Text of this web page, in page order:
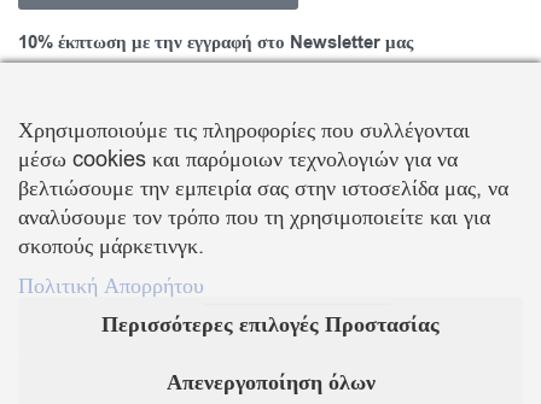
10% έκπτωση με την εγγραφή στο Newsletter μας
Εγγραφείτε στο Newsletter και ενημερωθείτε για νέα προϊόντα,
τάσεις και προσφορές, καθώς και για να λάβετεκουπόνι έκπτωσης
10%με την πρώτη σας αγορά!
ΒΑΛΛΗΣ Χ.-ΑΒΑΓΙΑΝΟΣ Ε. ΕΜΠΟΡΙΚΗ ΕΤΑΙΡΕΙΑ Ο.Ε.
Τα λογότυπα SWAROVSKI & SWAN είναι κατοχυρωμένα σήματα της Swarovski AG
Χρησιμοποιούμε τις πληροφορίες που συλλέγονται
μέσω cookies και παρόμοιων τεχνολογιών για να
βελτιώσουμε την εμπειρία σας στην ιστοσελίδα μας, να
αναλύσουμε τον τρόπο που τη χρησιμοποιείτε και για
σκοπούς μάρκετινγκ.
Πολιτική Απορρήτου
Περισσότερες επιλογές Προστασίας
Απενεργοποίηση όλων